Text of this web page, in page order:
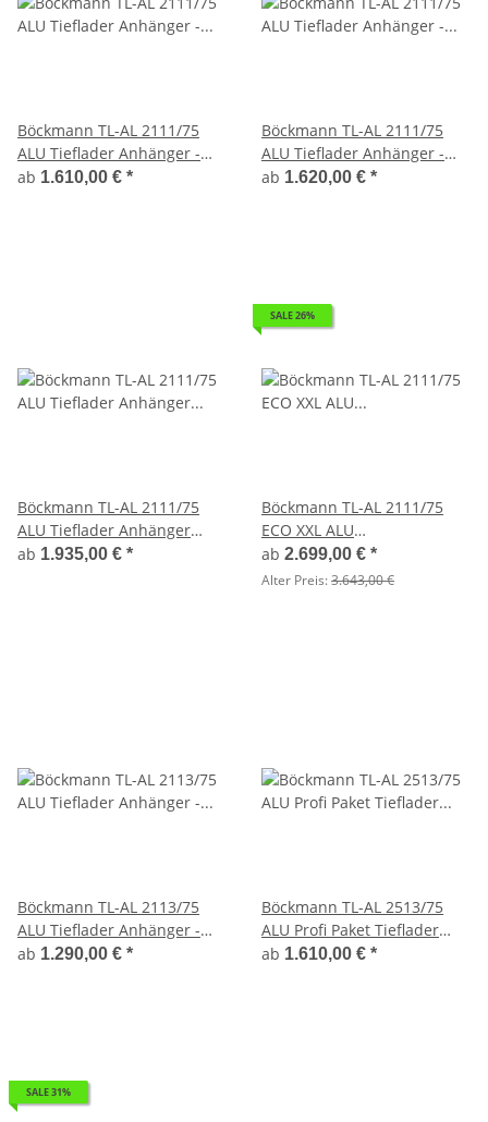
Böckmann TL-AL 2111/75
ALU Tieflader Anhänger -
ungebremst mit
ab 1.610,00 € *
Böckmann TL-AL 2111/75
ALU Tieflader Anhänger -
ungebremst mit Stahl -
ab 1.620,00 € *
Böckmann TL-AL 2111/75
ALU Tieflader Anhänger
erhöhte Bordwand
ab 1.935,00 € *
SALE 26%
Böckmann TL-AL 2111/75
ECO XXL ALU
Deckelanhänger -
ungebremst
ab 2.699,00 € *
Alter Preis:3.643,00 €
Böckmann TL-AL 2113/75
ALU Tieflader Anhänger -
ungebremst
ab 1.290,00 € *
Böckmann TL-AL 2513/75
ALU Profi Paket Tieflader
Anhänger - ungebremst
ab 1.610,00 € *
SALE 31%